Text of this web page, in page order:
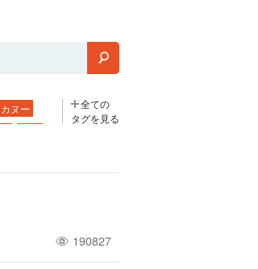
カヌー
全ての
タグを見る
190827